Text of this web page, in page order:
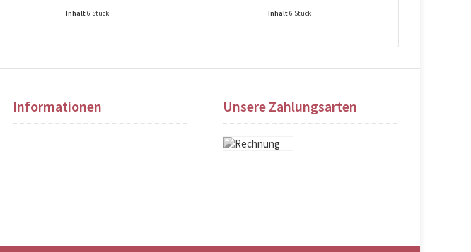
Inhalt6 Stück
Preise nach Login sichtbar!
Inhalt6 Stück
Preise nach Login sichtbar!
Informationen Unsere Zahlungsarten